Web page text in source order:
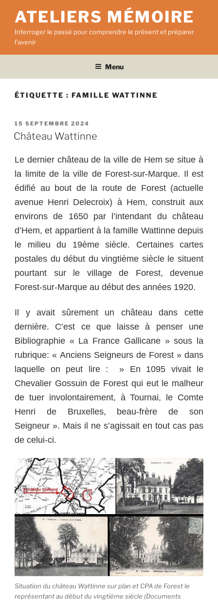
contenu
principal
ATELIERS MÉMOIRE
Interroger le passé pour comprendre le présent et préparer
l'avenir
Menu
ÉTIQUETTE : FAMILLE WATTINNE
PUBLIÉ
LE
15 SEPTEMBRE 2024
Château Wattinne
Le dernier château de la ville de Hem se situe à
la limite de la ville de Forest-sur-Marque. Il est
édifié au bout de la route de Forest (actuelle
avenue Henri Delecroix) à Hem, construit aux
environs de 1650 par l’intendant du château
d’Hem, et appartient à la famille Wattinne depuis
le milieu du 19ème siècle. Certaines cartes
postales du début du vingtième siècle le situent
pourtant sur le village de Forest, devenue
Forest-sur-Marque au début des années 1920.
Il y avait sûrement un château dans cette
dernière. C’est ce que laisse à penser une
Bibliographie « La France Gallicane » sous la
rubrique: « Anciens Seigneurs de Forest » dans
laquelle on peut lire : » En 1095 vivait le
Chevalier Gossuin de Forest qui eut le malheur
de tuer involontairement, à Tournai, le Comte
Henri de Bruxelles, beau-frère de son
Seigneur ». Mais il ne s’agissait en tout cas pas
de celui-ci.
Situation du château Wattinne sur plan et CPA de Forest le
représentant au début du vingtième siècle (Documents